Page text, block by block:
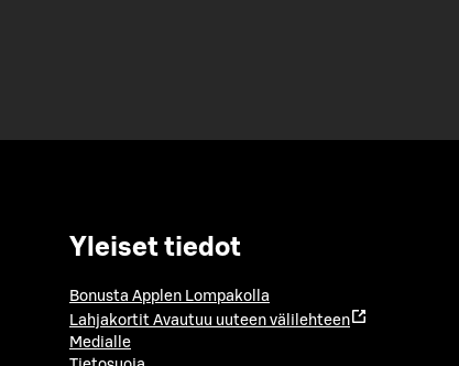
Yleiset tiedot
Bonusta Applen Lompakolla
Lahjakortit Avautuu uuteen välilehteen
Medialle